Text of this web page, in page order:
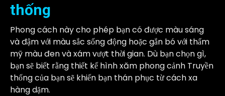
thống
Phong cách này cho phép bạn có được màu sáng
và đậm với màu sắc sống động hoặc gắn bó với thẩm
mỹ màu đen và xám vượt thời gian. Dù bạn chọn gì,
bạn sẽ biết rằng thiết kế hình xăm phong cảnh Truyền
thống của bạn sẽ khiến bạn thán phục từ cách xa
hàng dặm.